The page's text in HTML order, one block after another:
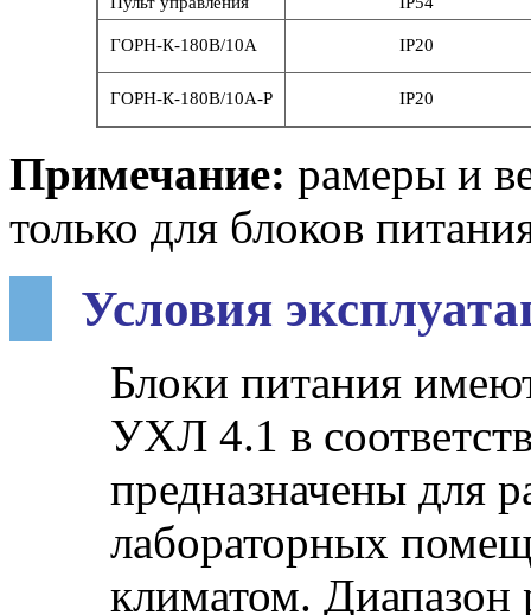
ГОРН-К-180В/10А IP20
ГОРН-К-180В/10А-Р IP20
Примечание: рамеры и
только для блоков
Условия
Блоки питания
УХЛ 4.1 в
предназначены для
лабораторных
климатом. Диапазон